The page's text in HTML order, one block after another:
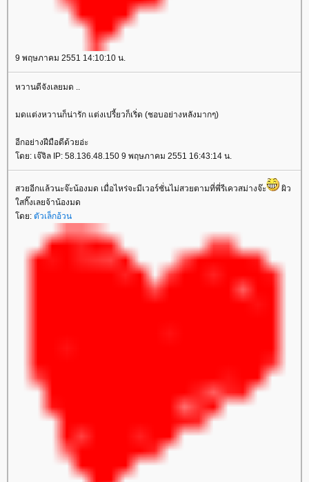
9 พฤษภาคม 2551 14:10:10 น.
หวานดีจังเลยมด ..
มดแต่งหวานก็น่ารัก แต่งเปรี้ยวก็เริ่ด (ชอบอย่างหลังมากๆ)
อีกอย่างฝีมือดีด้วยอ่ะ
ดย: เจ๊จิล IP: 58.136.48.150 9 พฤษภาคม 2551 16:43:14 น.
สวยอีกแล้วนะจ๊ะน้องมด เมื่อไหร่จะมีเวอร์ชั่นไม่สวยตามที่พี่รีเควสม่างจ๊ะ
ผิว
สกิ๊งเลยจ้าน้องมด
ดย: ตัวเล็กอ้วน